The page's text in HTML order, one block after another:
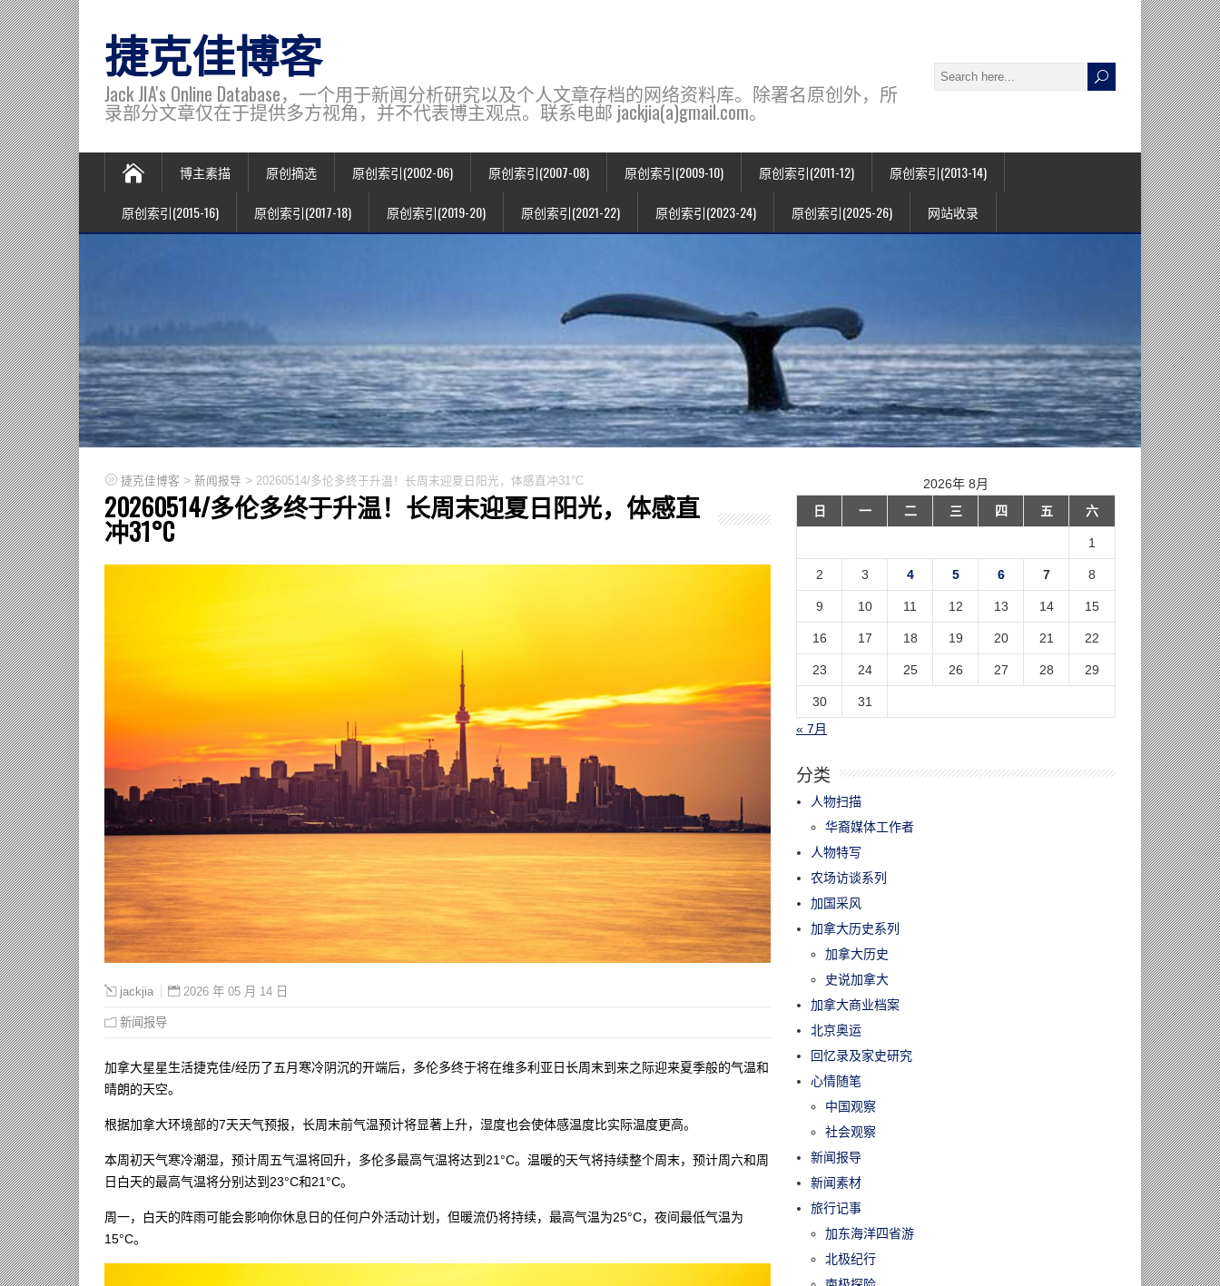
捷克佳博客
Jack JIA's Online Database，一个用于新闻分析研究以及个人文章存档的网络资料库。除署名原创外，所
录部分文章仅在于提供多方视角，并不代表博主观点。联系电邮 jackjia(a)gmail.com。
博主素描 原创摘选 原创索引(2002-06) 原创索引(2007-08) 原创索引(2009-10) 原创索引(2011-12) 原创索引(2013-14)
原创索引(2015-16) 原创索引(2017-18) 原创索引(2019-20) 原创索引(2021-22) 原创索引(2023-24) 原创索引(2025-26) 网站收录
捷克佳博客 > 新闻报导 > 20260514/多伦多终于升温！长周末迎夏日阳光，体感直冲31°C
20260514/多伦多终于升温！长周末迎夏日阳光，体感直
冲31°C
jackjia 2026 年 05 月 14 日
新闻报导
加拿大星星生活捷克佳/经历了五月寒冷阴沉的开端后，多伦多终于将在维多利亚日长周末到来之际迎来夏季般的气温和
晴朗的天空。
根据加拿大环境部的7天天气预报，长周末前气温预计将显著上升，湿度也会使体感温度比实际温度更高。
本周初天气寒冷潮湿，预计周五气温将回升，多伦多最高气温将达到21°C。温暖的天气将持续整个周末，预计周六和周
日白天的最高气温将分别达到23°C和21°C。
周一，白天的阵雨可能会影响你休息日的任何户外活动计划，但暖流仍将持续，最高气温为25°C，夜间最低气温为
15°C。
2026年 8月
日
一 二 三 四 五 六
1
2 3 4 5 6 7 8
9 10 11 12 13 14 15
16 17 18 19 20 21 22
23 24 25 26 27 28 29
30
31
« 7月
分类
人物扫描
华裔媒体工作者
人物特写
农场访谈系列
加国采风
加拿大历史系列
加拿大历史
史说加拿大
加拿大商业档案
北京奥运
回忆录及家史研究
心情随笔
中国观察
社会观察
新闻报导
新闻素材
旅行记事
加东海洋四省游
北极纪行